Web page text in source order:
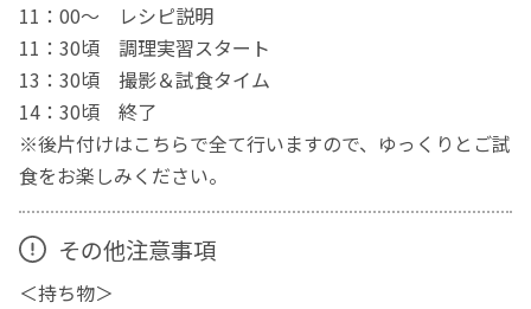
11：00～ レシピ説明
11：30頃 調理実習スタート
13：30頃 撮影＆試食タイム
14：30頃 終了
※後片付けはこちらで全て行いますので、ゆっくりとご試
食をお楽しみください。
その他注意事項
＜持ち物＞